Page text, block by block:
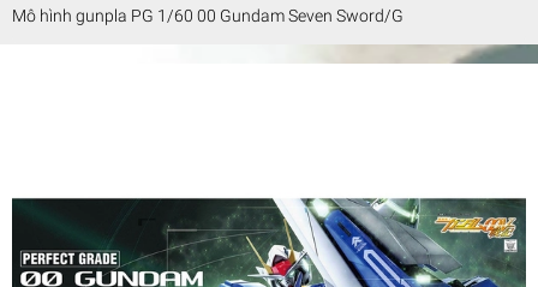
Mô hình gunpla PG 1/60 00 Gundam Seven Sword/G